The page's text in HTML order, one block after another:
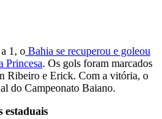
1, o Bahia se recuperou e goleou
Princesa. Os gols foram marcados
Ribeiro e Erick. Com a vitória, o
do Campeonato Baiano.
estaduais